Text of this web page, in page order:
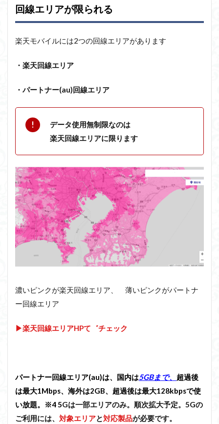
回線エリアが限られる
楽天モバイルには2つの回線エリアがあります
・楽天回線エリア
・パートナー(au)回線エリア
データ使用無制限なのは
楽天回線エリアに限ります
濃いピンクが楽天回線エリア、 薄いピンクがパートナ
ー回線エリア
▶楽天回線エリアHPて゛チェック
パートナー回線エリア(au)は、国内は5GBまで、 超過後
は最大1Mbps、海外は2GB、超過後は最大128kbpsで使
い放題。※4 5Gは一部エリアのみ。順次拡大予定。5Gの
ご利用には、 対象エリアと対応製品が必要です。